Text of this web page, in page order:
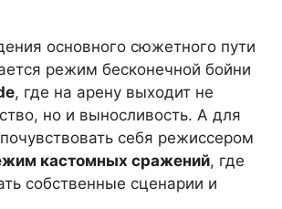
основного сюжетного пути
режим бесконечной бойни
, где на арену выходит не
но и выносливость. А для
себя режиссером
кастомных сражений, где
собственные сценарии и